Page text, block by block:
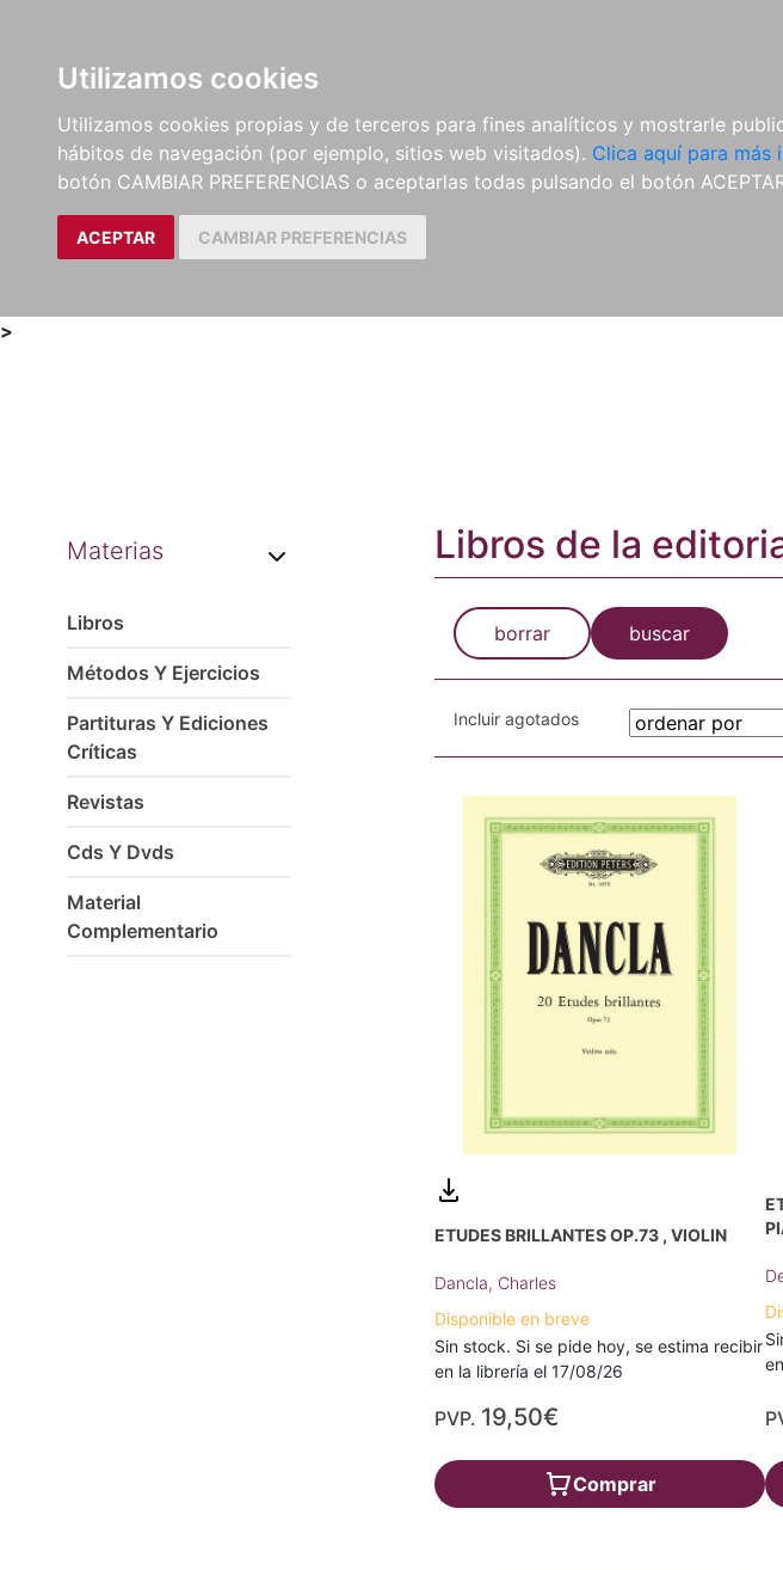
Utilizamos cookies
Utilizamos cookies propias y de terceros para fines analíticos y mostrarle
hábitos de navegación (por ejemplo, sitios web visitados). Clica aquí para más
botón CAMBIAR PREFERENCIAS o aceptarlas todas pulsando el botón
ACEPTAR CAMBIAR PREFERENCIAS
LIBROS
MÉTODOS Y
EJERCICIOS
PARTITURAS Y EDICIONES
CRÍTICAS
REVISTAS
CDS
DVDS
>
Materias
Libros
Métodos Y Ejercicios
Partituras Y Ediciones
Críticas
Revistas
Cds Y Dvds
Material
Complementario
Libros de la
borrar buscar
Incluir agotados
ETUDES BRILLANTES OP.73 , VIOLIN
Dancla, Charles
Disponible en breve
Sin stock. Si se pide hoy, se estima recibir
en la librería el 17/08/26
PVP. 19,50€
Comprar